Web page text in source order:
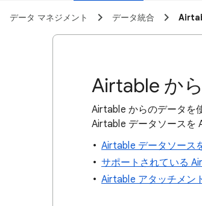
データ マネジメント データ統合
Airtable か
Airtable からのデータを
Airtable データソースを
Airtable データソース
サポートされている
Airtable アタッチメン